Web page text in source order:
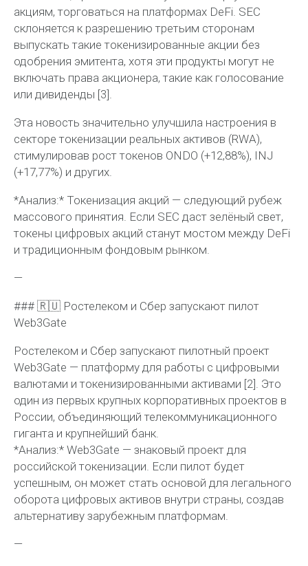
акциям, торговаться на платформах DeFi. SEC
склоняется к разрешению третьим сторонам
выпускать такие токенизированные акции без
одобрения эмитента, хотя эти продукты могут не
включать права акционера, такие как голосование
или дивиденды [3].
Эта новость значительно улучшила настроения в
секторе токенизации реальных активов (RWA),
стимулировав рост токенов ONDO (+12,88%), INJ
(+17,77%) и других.
*Анализ:* Токенизация акций — следующий рубеж
массового принятия. Если SEC даст зелёный свет,
токены цифровых акций станут мостом между DeFi
и традиционным фондовым рынком.
—
### 🇷🇺 Ростелеком и Сбер запускают пилот
Web3Gate
Ростелеком и Сбер запускают пилотный проект
Web3Gate — платформу для работы с цифровыми
валютами и токенизированными активами [2]. Это
один из первых крупных корпоративных проектов в
России, объединяющий телекоммуникационного
гиганта и крупнейший банк.
*Анализ:* Web3Gate — знаковый проект для
российской токенизации. Если пилот будет
успешным, он может стать основой для легального
оборота цифровых активов внутри страны, создав
альтернативу зарубежным платформам.
—